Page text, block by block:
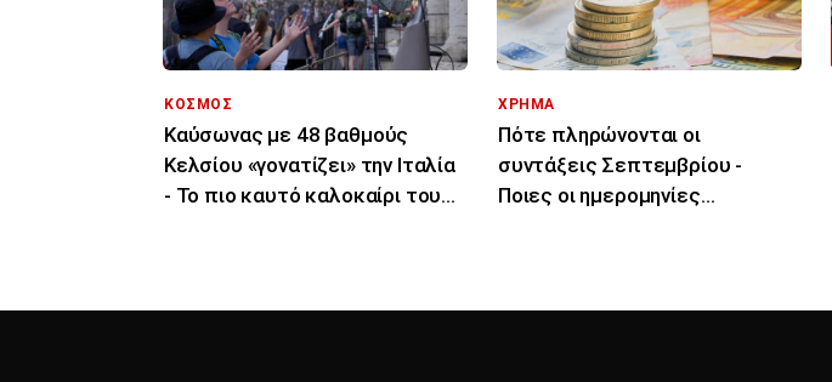
ΚΟΣΜΟΣ
Καύσωνας με 48 βαθμούς
Κελσίου «γονατίζει» την Ιταλία
- Το πιο καυτό καλοκαίρι του
ΧΡΗΜΑ
Πότε πληρώνονται οι
συντάξεις Σεπτεμβρίου -
Ποιες οι ημερομηνίες